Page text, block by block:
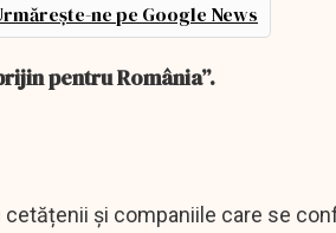
ne pe Google News
pentru România”.
cetățenii și companiile care se